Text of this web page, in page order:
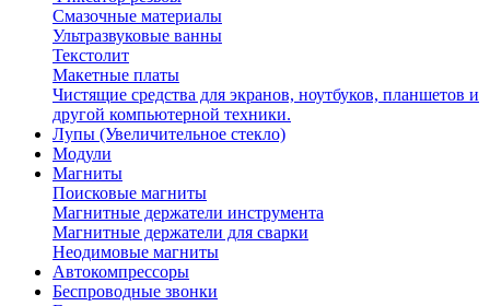
Смазочные материалы
Ультразвуковые ванны
Текстолит
Макетные платы
Чистящие средства для экранов, ноутбуков, планшетов и
другой компьютерной техники.
Лупы (Увеличительное стекло)
Модули
Магниты
Поисковые магниты
Магнитные держатели инструмента
Магнитные держатели для сварки
Неодимовые магниты
Автокомпрессоры
Беспроводные звонки